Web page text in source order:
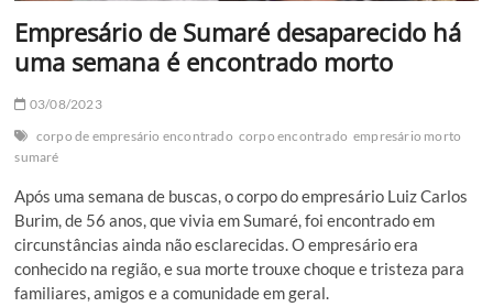
Empresário de Sumaré desaparecido há
uma semana é encontrado morto
03/08/2023
corpo de empresário encontrado corpo encontrado empresário morto
sumaré
Após uma semana de buscas, o corpo do empresário Luiz Carlos
Burim, de 56 anos, que vivia em Sumaré, foi encontrado em
circunstâncias ainda não esclarecidas. O empresário era
conhecido na região, e sua morte trouxe choque e tristeza para
familiares, amigos e a comunidade em geral.